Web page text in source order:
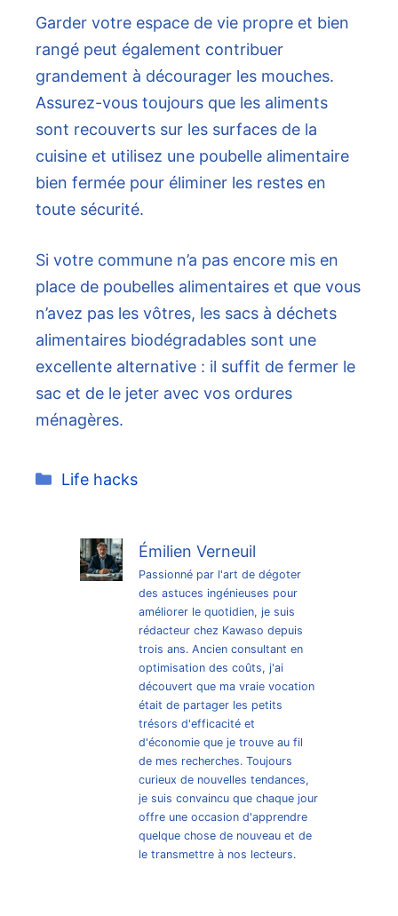
Garder votre espace de vie propre et bien
rangé peut également contribuer
grandement à décourager les mouches.
Assurez-vous toujours que les aliments
sont recouverts sur les surfaces de la
cuisine et utilisez une poubelle alimentaire
bien fermée pour éliminer les restes en
toute sécurité.
Si votre commune n’a pas encore mis en
place de poubelles alimentaires et que vous
n’avez pas les vôtres, les sacs à déchets
alimentaires biodégradables sont une
excellente alternative : il suffit de fermer le
sac et de le jeter avec vos ordures
ménagères.
Catégories
Life hacks
Émilien Verneuil
Passionné par l'art de dégoter
des astuces ingénieuses pour
améliorer le quotidien, je suis
rédacteur chez Kawaso depuis
trois ans. Ancien consultant en
optimisation des coûts, j'ai
découvert que ma vraie vocation
était de partager les petits
trésors d'efficacité et
d'économie que je trouve au fil
de mes recherches. Toujours
curieux de nouvelles tendances,
je suis convaincu que chaque jour
offre une occasion d'apprendre
quelque chose de nouveau et de
le transmettre à nos lecteurs.